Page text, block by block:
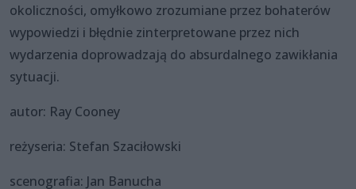
okoliczności, omyłkowo zrozumiane przez bohaterów
wypowiedzi i błędnie zinterpretowane przez nich
wydarzenia doprowadzają do absurdalnego zawikłania
sytuacji.
autor: Ray Cooney
reżyseria: Stefan Szaciłowski
scenografia: Jan Banucha